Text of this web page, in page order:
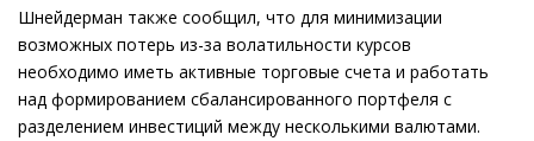
Шнейдерман также сообщил, что для минимизации
возможных потерь из-за волатильности курсов
необходимо иметь активные торговые счета и работать
над формированием сбалансированного портфеля с
разделением инвестиций между несколькими валютами.